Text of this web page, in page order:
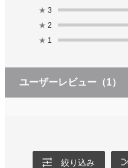
★ 3
★ 2
★ 1
ユーザーレビュー （1）
絞り込み